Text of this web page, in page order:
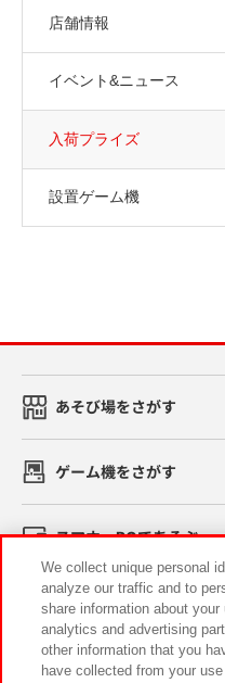
店舗情報
イベント&ニュース
入荷プライズ
設置ゲーム機
あそび場をさがす
ゲーム機をさがす
スマホ・PCであそぶ
イベント・キャンペーン
We collect unique personal
analyze our traffic and to
share information about
analytics and advertising
other information that you
have collected from your